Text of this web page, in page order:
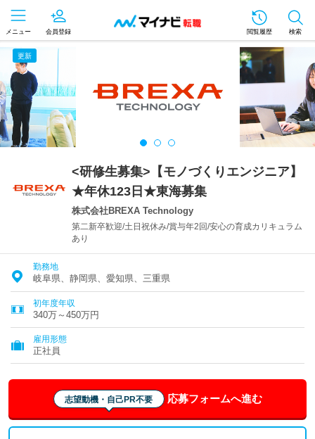
メニュー 会員登録 閲覧履歴 検索
更新
<研修生募集>【モノづくりエンジニア】
★年休123日★東海募集
株式会社BREXA Technology
第二新卒歓迎/土日祝休み/賞与年2回/安心の育成カリキュラム
あり
勤務地
岐阜県、静岡県、愛知県、三重県
初年度年収
340万～450万円
雇用形態
正社員
志望動機・自己PR不要 応募フォームへ進む